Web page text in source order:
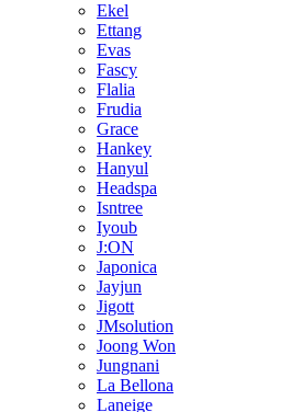
Ekel
Ettang
Evas
Fascy
Flalia
Frudia
Grace
Hankey
Hanyul
Headspa
Isntree
Iyoub
J:ON
Japonica
Jayjun
Jigott
JMsolution
Joong Won
Jungnani
La Bellona
Laneige